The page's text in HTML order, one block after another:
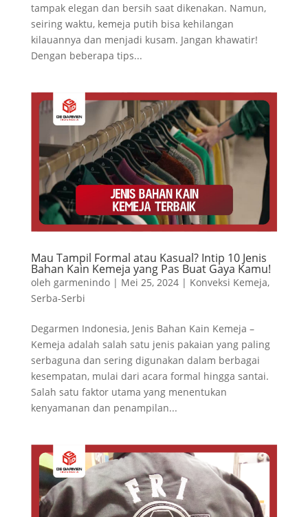
tampak elegan dan bersih saat dikenakan. Namun,
seiring waktu, kemeja putih bisa kehilangan
kilauannya dan menjadi kusam. Jangan khawatir!
Dengan beberapa tips...
Mau Tampil Formal atau Kasual? Intip 10 Jenis
Bahan Kain Kemeja yang Pas Buat Gaya Kamu!
oleh garmenindo| Mei 25, 2024| Konveksi Kemeja,
Serba-Serbi
Degarmen Indonesia, Jenis Bahan Kain Kemeja –
Kemeja adalah salah satu jenis pakaian yang paling
serbaguna dan sering digunakan dalam berbagai
kesempatan, mulai dari acara formal hingga santai.
Salah satu faktor utama yang menentukan
kenyamanan dan penampilan...